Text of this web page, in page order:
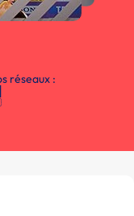
réseaux :